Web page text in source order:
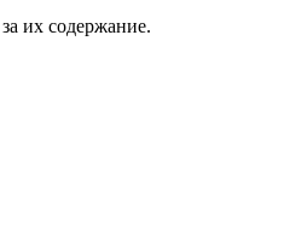
их содержание.